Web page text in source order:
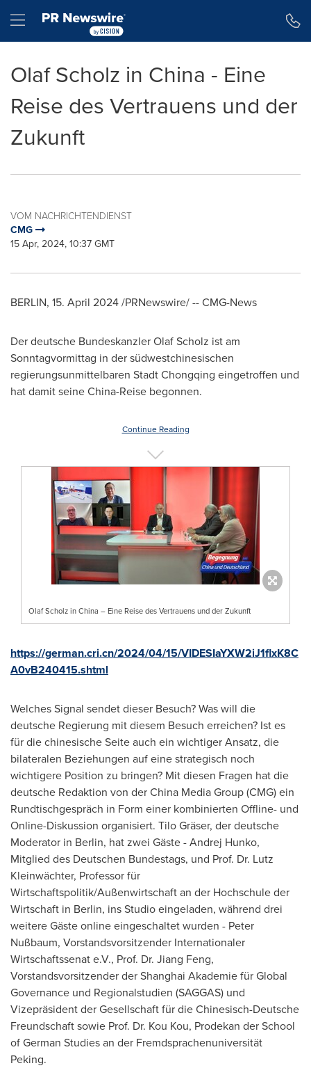
Hamburger menu
Olaf Scholz in China - Eine
Reise des Vertrauens und der
Zukunft
VOM NACHRICHTENDIENST
CMG
15 Apr, 2024, 10:37 GMT
BERLIN, 15. April 2024/PRNewswire/ -- CMG-News
Der deutsche Bundeskanzler Olaf Scholz ist am
Sonntagvormittag in der südwestchinesischen
regierungsunmittelbaren Stadt Chongqing eingetroffen und
hat damit seine China-Reise begonnen.
Continue Reading
Olaf Scholz in China – Eine Reise des Vertrauens und der Zukunft
https://german.cri.cn/2024/04/15/VIDESIaYXW2iJ1flxK8C
A0vB240415.shtml
Welches Signal sendet dieser Besuch? Was will die
deutsche Regierung mit diesem Besuch erreichen? Ist es
für die chinesische Seite auch ein wichtiger Ansatz, die
bilateralen Beziehungen auf eine strategisch noch
wichtigere Position zu bringen? Mit diesen Fragen hat die
deutsche Redaktion von der China Media Group (CMG) ein
Rundtischgespräch in Form einer kombinierten Offline- und
Online-Diskussion organisiert. Tilo Gräser, der deutsche
Moderator in Berlin, hat zwei Gäste -Andrej Hunko,
Mitglied des Deutschen Bundestags, und Prof. Dr. Lutz
Kleinwächter, Professor für
Wirtschaftspolitik/Außenwirtschaft an der Hochschule der
Wirtschaft in Berlin, ins Studio eingeladen, während drei
weitere Gäste online eingeschaltet wurden - Peter
Nußbaum, Vorstandsvorsitzender Internationaler
Wirtschaftssenat e.V., Prof. Dr. Jiang Feng,
Vorstandsvorsitzender der Shanghai Akademie für Global
Governance und Regionalstudien (SAGGAS) und
Vizepräsident der Gesellschaft für die Chinesisch-Deutsche
Freundschaft sowie Prof. Dr. Kou Kou, Prodekan der School
of German Studies an der Fremdsprachenuniversität
Peking.